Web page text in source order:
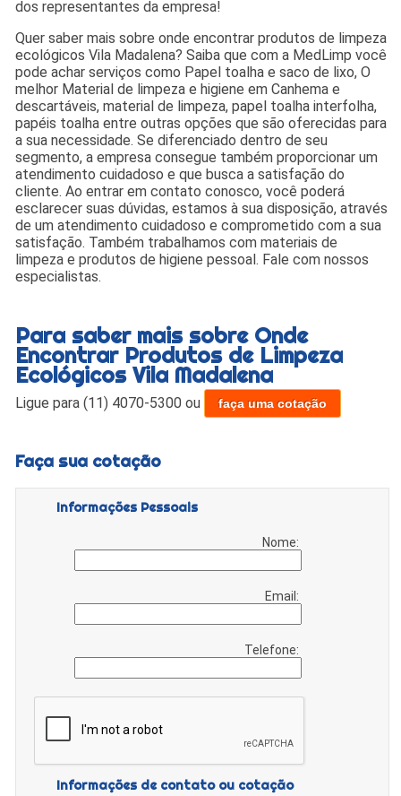
dos representantes da empresa!
Quer saber mais sobre onde encontrar produtos de limpeza
ecológicos Vila Madalena? Saiba que com a MedLimp você
pode achar serviços como Papel toalha e saco de lixo, O
melhor Material de limpeza e higiene em Canhema e
descartáveis, material de limpeza, papel toalha interfolha,
papéis toalha entre outras opções que são oferecidas para
a sua necessidade. Se diferenciado dentro de seu
segmento, a empresa consegue também proporcionar um
atendimento cuidadoso e que busca a satisfação do
cliente. Ao entrar em contato conosco, você poderá
esclarecer suas dúvidas, estamos à sua disposição, através
de um atendimento cuidadoso e comprometido com a sua
satisfação. Também trabalhamos com materiais de
limpeza e produtos de higiene pessoal. Fale com nossos
especialistas.
Para saber mais sobre Onde
Encontrar Produtos de Limpeza
Ecológicos Vila Madalena
Ligue para(11) 4070-5300 ou faça uma cotação
Faça sua cotação
Informações Pessoais
Nome:
Email:
Telefone:
Informações de contato ou cotação